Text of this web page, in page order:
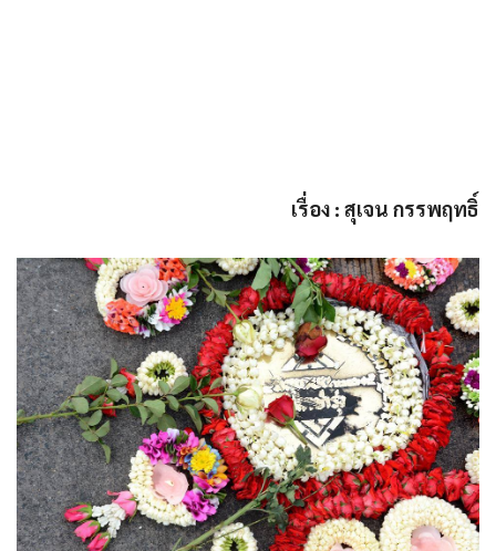
เรื่อง : สุเจน กรรพฤทธิ์